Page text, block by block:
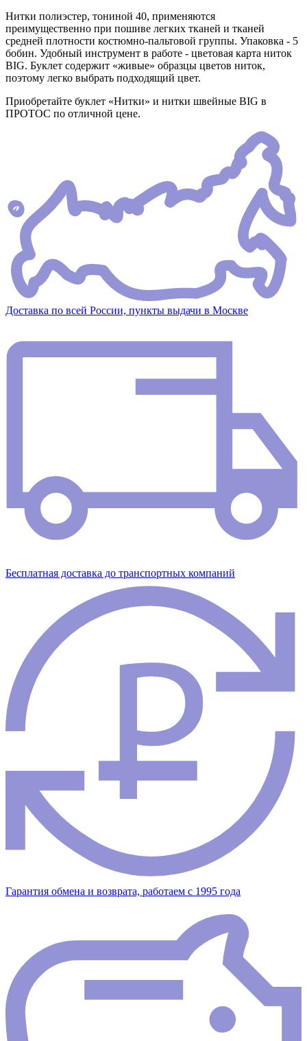
Нитки полиэстер, тониной 40, применяются
преимущественно при пошиве легких тканей и тканей
средней плотности костюмно-пальтовой группы. Упаковка - 5
бобин. Удобный инструмент в работе - цветовая карта ниток
BIG. Буклет содержит «живые» образцы цветов ниток,
поэтому легко выбрать подходящий цвет.
Приобретайте буклет «Нитки» и нитки швейные BIG в
ПРОТОС по отличной цене.
Доставка по всей России, пункты выдачи в Москве
Бесплатная доставка до транспортных компаний
Гарантия обмена и возврата, работаем с 1995 года